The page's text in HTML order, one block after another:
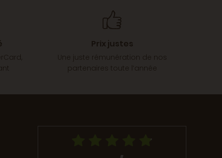
Prix justes
Une juste rémunération de nos
partenaires toute l’année